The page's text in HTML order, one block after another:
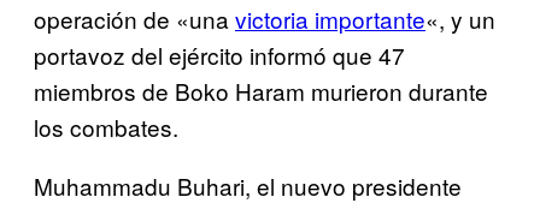
operación de «una victoria importante«, y un
portavoz del ejército informó que 47
miembros de Boko Haram murieron durante
los combates.
Muhammadu Buhari, el nuevo presidente